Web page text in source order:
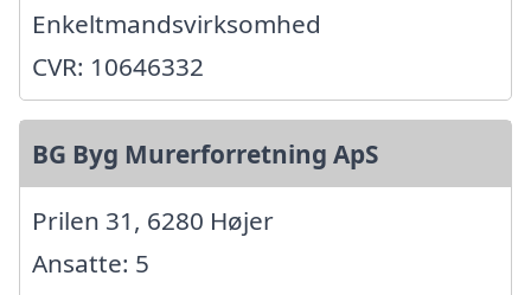
Enkeltmandsvirksomhed
CVR: 10646332
BG Byg Murerforretning ApS
Prilen 31, 6280 Højer
Ansatte: 5